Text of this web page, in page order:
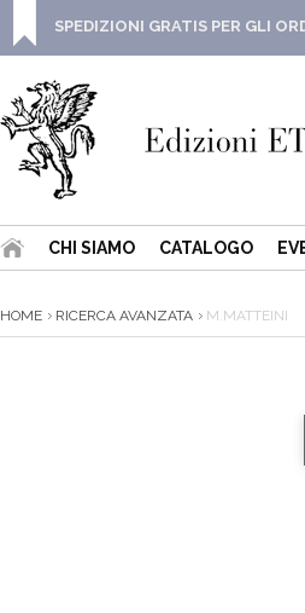
SPEDIZIONI GRATIS PER GLI
CHI SIAMO CATALOGO
HOME RICERCA AVANZATA M.MATTEINI